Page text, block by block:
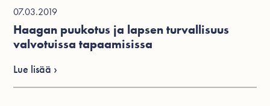
07.03.2019
Haagan puukotus ja lapsen turvallisuus
valvotuissa tapaamisissa
Lue lisää ›